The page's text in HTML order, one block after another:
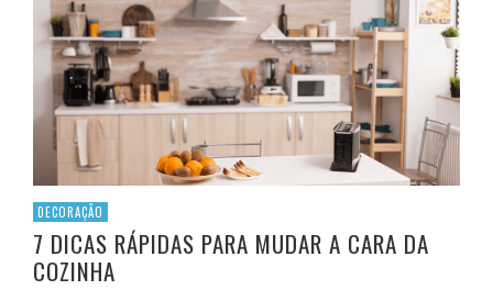
DECORAÇÃO
7 DICAS RÁPIDAS PARA MUDAR A CARA DA
COZINHA